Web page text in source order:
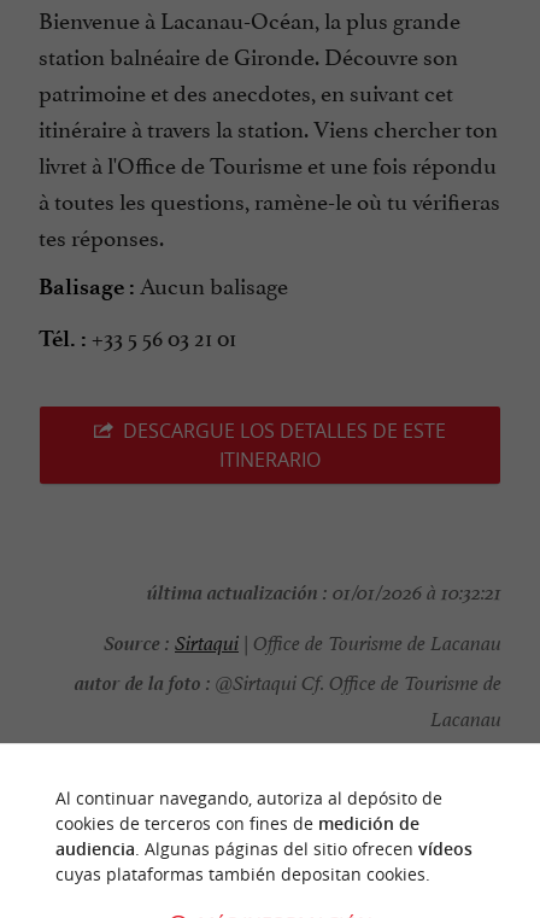
Bienvenue à Lacanau-Océan, la plus grande
station balnéaire de Gironde. Découvre son
patrimoine et des anecdotes, en suivant cet
itinéraire à travers la station. Viens chercher ton
livret à l'Office de Tourisme et une fois répondu
à toutes les questions, ramène-le où tu vérifieras
tes réponses.
Balisage : Aucun balisage
Tél. : +33 5 56 03 21 01
DESCARGUE LOS DETALLES DE ESTE
ITINERARIO
última actualización : 01/01/2026 à 10:32:21
Source : Sirtaqui | Office de Tourisme de Lacanau
autor de la foto : @Sirtaqui Cf. Office de Tourisme de
Lacanau
PARA DESCUBRIRALREDEDOR
Al continuar navegando, autoriza al depósito de
cookies de terceros con fines de medición de
audiencia. Algunas páginas del sitio ofrecen vídeos
cuyas plataformas también depositan cookies.